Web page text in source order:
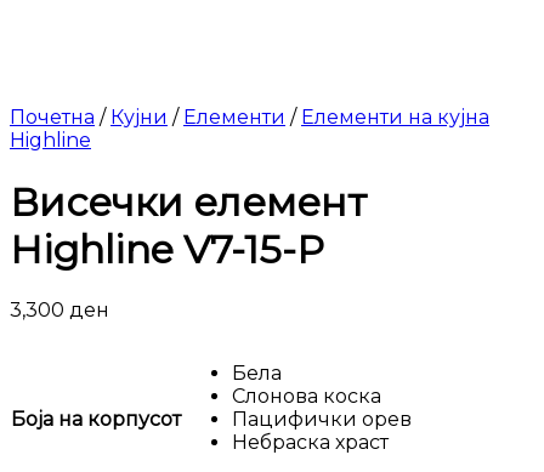
Почетна / Кујни / Елементи / Елементи на кујна
Highline
Висечки елемент
Highline V7-15-P
3,300 ден
Боја на корпусот
Бела
Слонова коска
Пацифички орев
Небраска храст